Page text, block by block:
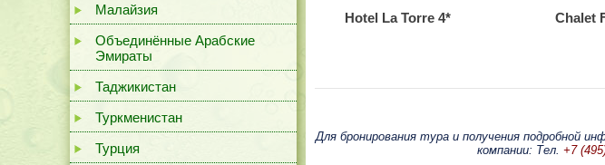
Малайзия
Объединённые Арабские
Эмираты
Таджикистан
Туркменистан
Турция
Hotel La Torre 4* Chalet
Для бронирования тура и получения подробной
компании: Тел. +7